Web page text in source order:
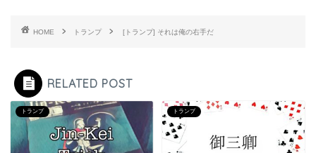
HOME トランプ [トランプ] それは俺の右手だ
RELATED POST
トランプ トランプ